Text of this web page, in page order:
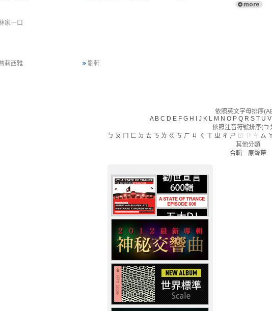
家一口
莉西雅 劉軒
依照英文字母排序
A B C D E F G H J K L M N O P Q R S T U V
依照注音符號排序(ㄅ
ㄅ ㄆ ㄈ ㄉ ㄊ ㄋ ㄌ ㄍ ㄎ ㄏ ㄐ ㄑ ㄓ ㄔ ㄕ ㄖ ㄗ ㄘ ㄙ
其他分類
合輯
原聲帶